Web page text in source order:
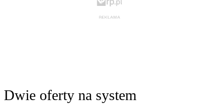
Dwie oferty na system